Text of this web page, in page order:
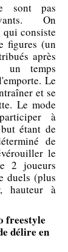
sont pas
On
qui consiste
figures (un
après
un temps
Le
et se
Le mode
à
étant de
de
le
2 joueurs
duels (plus
hauteur à
freestyle
délire en